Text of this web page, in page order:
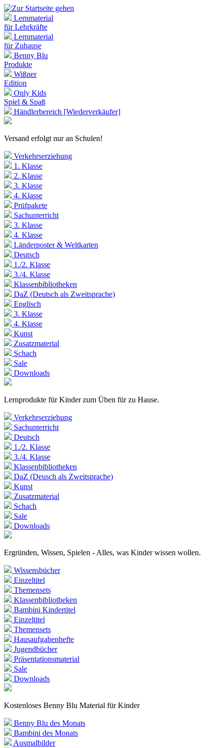
Lernmaterial
für Lehrkräfte
Lernmaterial
für Zuhause
Benny Blu
Produkte
Wißner
Edition
Only Kids
Spiel & Spaß
Händlerbereich [Wiederverkäufer]
Versand erfolgt nur an Schulen!
Verkehrserziehung
1. Klasse
2. Klasse
3. Klasse
4. Klasse
Prüfpakete
Sachunterricht
3. Klasse
4. Klasse
Länderposter & Weltkarten
Deutsch
1./2. Klasse
3./4. Klasse
Klassenbibliotheken
DaZ (Deutsch als Zweitsprache)
Englisch
3. Klasse
4. Klasse
Kunst
Zusatzmaterial
Schach
Sale
Downloads
Lernprodukte für Kinder zum Üben für zu Hause.
Verkehrserziehung
Sachunterricht
Deutsch
1./2. Klasse
3./4. Klasse
Klassenbibliotheken
DaZ (Deusch als Zweitsprache)
Kunst
Zusatzmaterial
Schach
Sale
Downloads
Ergründen, Wissen, Spielen - Alles, was Kinder wissen wollen.
Wissensbücher
Einzeltitel
Themensets
Klassenbibliotheken
Bambini Kindertitel
Einzeltitel
Themensets
Hausaufgabenhefte
Jugendbücher
Präsentationsmaterial
Sale
Downloads
Kostenloses Benny Blu Material für Kinder
Benny Blu des Monats
Bambini des Monats
Ausmalbilder